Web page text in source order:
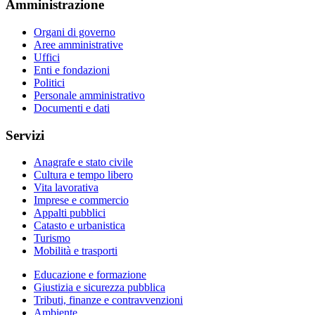
Amministrazione
Organi di governo
Aree amministrative
Uffici
Enti e fondazioni
Politici
Personale amministrativo
Documenti e dati
Servizi
Anagrafe e stato civile
Cultura e tempo libero
Vita lavorativa
Imprese e commercio
Appalti pubblici
Catasto e urbanistica
Turismo
Mobilità e trasporti
Educazione e formazione
Giustizia e sicurezza pubblica
Tributi, finanze e contravvenzioni